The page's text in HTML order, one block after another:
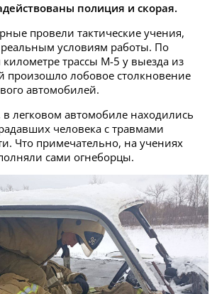
полиция и скорая.
провели тактические учения,
условиям работы. По
трассы М-5 у выезда из
произошло лобовое столкновение
автомобилей.
в легковом автомобиле находились
человека с травмами
Что примечательно, на учениях
сами огнеборцы.